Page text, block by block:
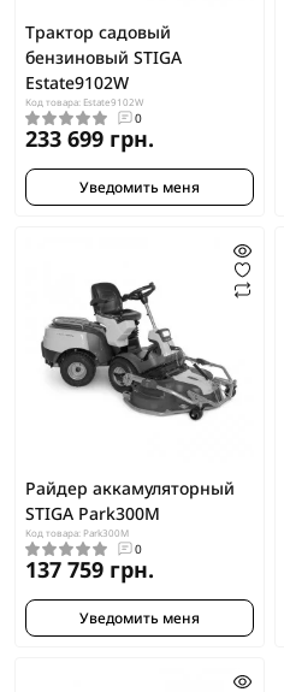
Трактор садовый
бензиновый STIGA
Estate9102W
Код товара: Estate9102W
0
233 699 грн.
Уведомить меня
Райдер аккамуляторный
STIGA Park300M
Код товара: Park300M
0
137 759 грн.
Уведомить меня